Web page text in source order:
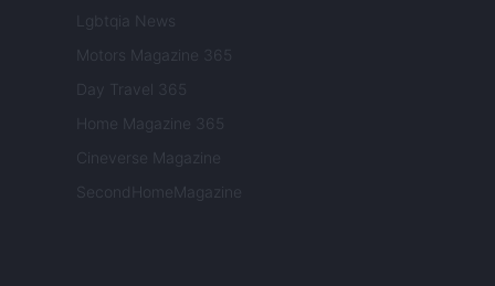
Lgbtqia News
Motors Magazine 365
Day Travel 365
Home Magazine 365
Cineverse Magazine
SecondHomeMagazine